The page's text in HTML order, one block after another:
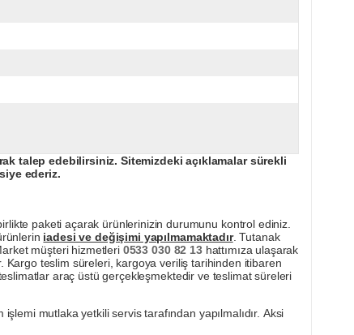
talep edebilirsiniz. Sitemizdeki açıklamalar sürekli
ederiz.
paketi açarak ürünlerinizin durumunu kontrol ediniz.
iadesi ve değişimi yapılmamaktadır. Tutanak
müşteri hizmetleri 0533 030 82 13hattımıza ulaşarak
Kargo teslim süreleri, kargoya veriliş tarihinden itibaren
araç üstü gerçekleşmektedir ve teslimat süreleri
mutlaka yetkili servis tarafından yapılmalıdır. Aksi